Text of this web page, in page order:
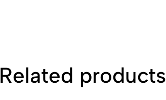
Related products